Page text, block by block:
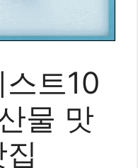
트10
물 맛